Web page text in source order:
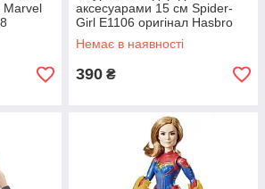
Пантера» 30 см Marvel Avengers:
Marvel
аксесуарами 15 см Spider-
Girl E1106 оригінал Hasbro
Немає в наявності
390 ₴